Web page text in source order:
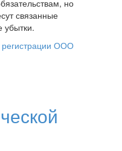
но
связанные
убытки.
ООО